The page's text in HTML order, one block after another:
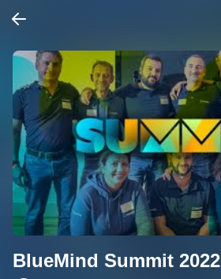
BlueMind Summit 2022